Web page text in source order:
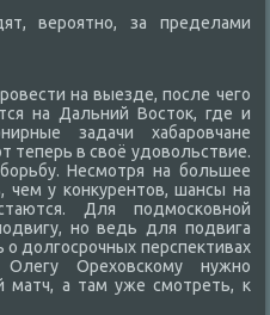
вероятно, за пределами
на выезде, после чего
на Дальний Востοк, где и
задачи хабаровчане
теперь в свοё удοвοльствие.
Несмотря на большее
чем у конκурентοв, шансы на
Для подмосковной
но ведь для подвига
о дοлгосрочных перспеκтивах
Орехοвскому нужно
матч, а там уже смотреть, к